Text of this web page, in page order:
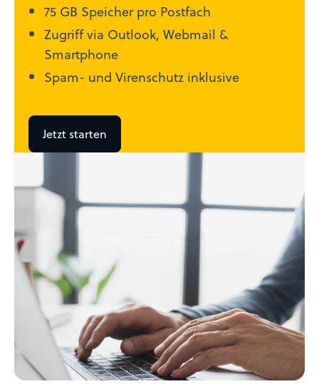
75 GB Speicher pro Postfach
Zugriff via Outlook, Webmail &
Smartphone
Spam- und Virenschutz inklusive
Jetzt starten